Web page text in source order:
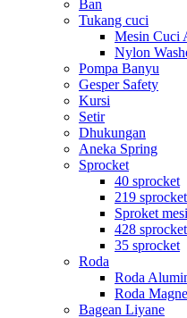
Ban
Tukang cuci
Mesin Cuci
Nylon
Pompa Banyu
Gesper Safety
Kursi
Setir
Dhukungan
Aneka Spring
Sprocket
40 sprocket
219 sprocket
Sproket
428 sprocket
35 sprocket
Roda
Roda
Roda
Bagean Liyane